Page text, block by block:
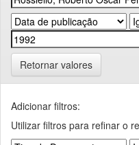
Retornar valores
Adicionar filtros:
Utilizar filtros para refinar o